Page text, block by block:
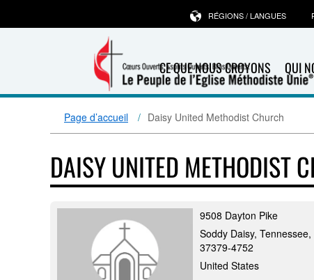
CE QUE NOUS CROYONS QUI
RÉGIONS / LANGUES
Page d’accueil Daisy United Methodist Church
DAISY UNITED METHODIST
9508 Dayton Pike
Soddy Daisy, Tennessee,
37379-4752
United States